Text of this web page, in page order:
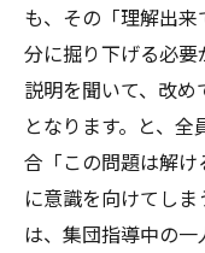
も、その「理解出
分に掘り下げる必
説明を聞いて、改
となります。と、
合「この問題は解
に意識を向けてし
は、集団指導中の